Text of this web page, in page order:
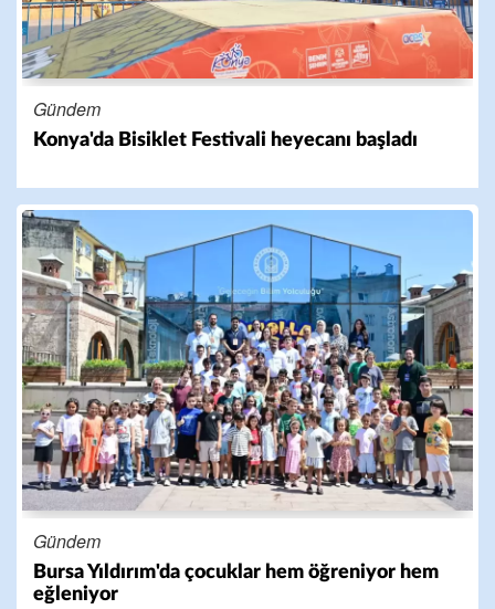
Gündem
Konya'da Bisiklet Festivali heyecanı başladı
Gündem
Bursa Yıldırım'da çocuklar hem öğreniyor hem
eğleniyor